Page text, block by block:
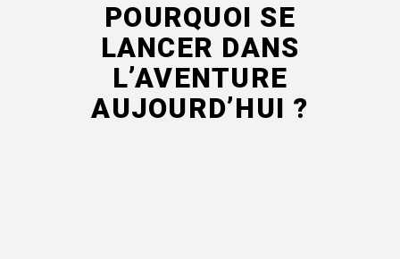
POURQUOI SE
LANCER DANS
L’AVENTURE
AUJOURD’HUI ?